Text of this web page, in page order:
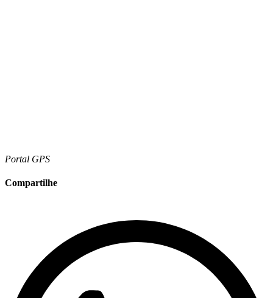
Portal GPS
Compartilhe